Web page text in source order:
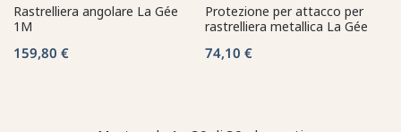
Rastrelliera angolare La Gée
1M
159,80 €
Protezione per attacco per
rastrelliera metallica La Gée
74,10 €